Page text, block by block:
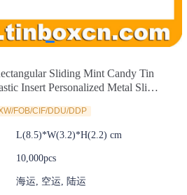
Sliding Mint Candy Tin
Insert Personalized Metal Slider
Wholesale
FOB/CIF/DDU/DDP
L(8.5)*W(3.2)*H(2.2) cm
10,000pcs
海运, 空运, 陆运